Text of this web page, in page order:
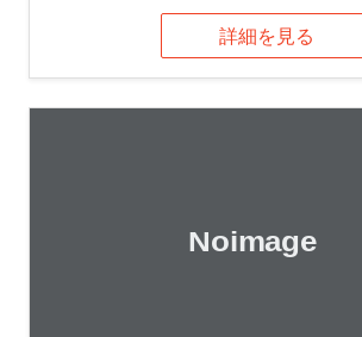
詳細を見る